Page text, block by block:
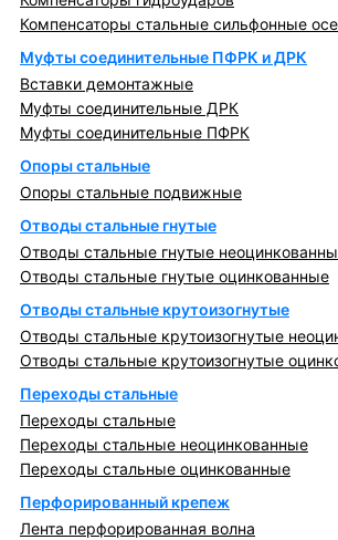
Компенсаторы стальные сильфонные
Муфты соединительные ПФРК и ДРК
Вставки демонтажные
Муфты соединительные ДРК
Муфты соединительные ПФРК
Опоры стальные
Опоры стальные подвижные
Отводы стальные гнутые
Отводы стальные гнутые
Отводы стальные гнутые оцинкованные
Отводы стальные крутоизогнутые
Отводы стальные крутоизогнутые
Отводы стальные крутоизогнутые
Переходы стальные
Переходы стальные
Переходы стальные неоцинкованные
Переходы стальные оцинкованные
Перфорированный крепеж
Лента перфорированная волна